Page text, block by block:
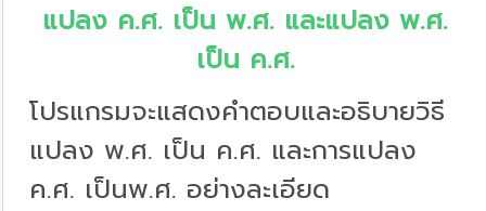
แปลง ค.ศ. เป็น พ.ศ. และแปลง พ.ศ.
เป็น ค.ศ.
โปรแกรมจะแสดงคำตอบและอธิบายวิธี
แปลง พ.ศ. เป็น ค.ศ. และการแปลง
ค.ศ. เป็นพ.ศ. อย่างละเอียด